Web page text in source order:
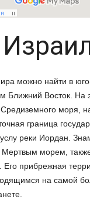
можно найти в
Ближний Восток. На
моря,
граница
реки Иордан.
морем,
Его прибрежная
на самой